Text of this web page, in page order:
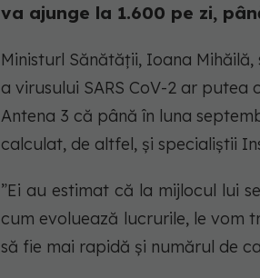
va ajunge la 1.600 pe zi,
Ministurl Sănătății, Ioana
a virusului SARS CoV-2 ar
Antena 3 că până în luna
calculat, de altfel, și specialiștii
”Ei au estimat că la mijlocul lui
cum evoluează lucrurile, le vom
să fie mai rapidă și numărul de